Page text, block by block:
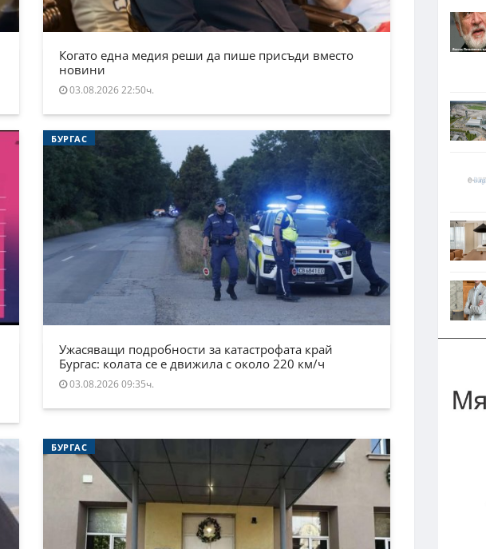
Когато една медия реши да пише присъди вместо
новини
03.08.2026 22:50ч.
БУРГАС
Ужасяващи подробности за катастрофата край
Бургас: колата се е движила с около 220 км/ч
03.08.2026 09:35ч.
БУРГАС